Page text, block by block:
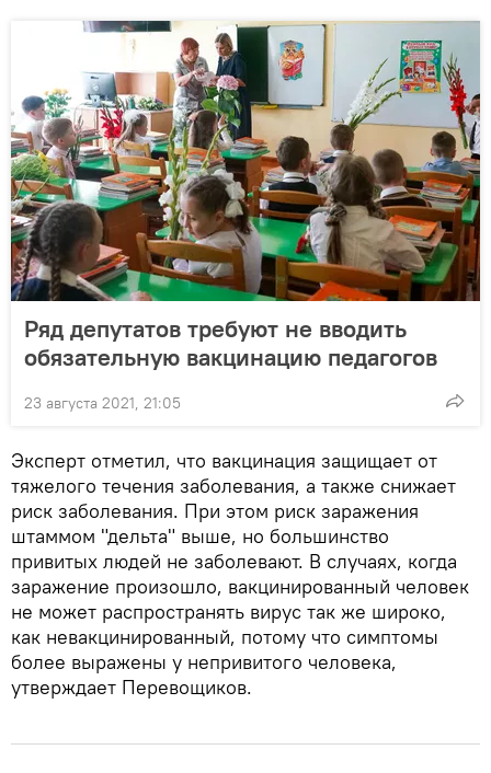
Ряд депутатов требуют не вводить
обязательную вакцинацию педагогов
23 августа 2021, 21:05
Эксперт отметил, что вакцинация защищает от
тяжелого течения заболевания, а также снижает
риск заболевания. При этом риск заражения
штаммом "дельта" выше, но большинство
привитых людей не заболевают. В случаях, когда
заражение произошло, вакцинированный человек
не может распространять вирус так же широко,
как невакцинированный, потому что симптомы
более выражены у непривитого человека,
утверждает Перевощиков.